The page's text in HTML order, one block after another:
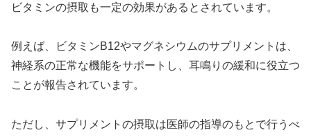
ビタミンの摂取も一定の効果があるとされています。
例えば、ビタミンB12やマグネシウムのサプリメントは、
神経系の正常な機能をサポートし、耳鳴りの緩和に役立つ
ことが報告されています。
ただし、サプリメントの摂取は医師の指導のもとで行うべ